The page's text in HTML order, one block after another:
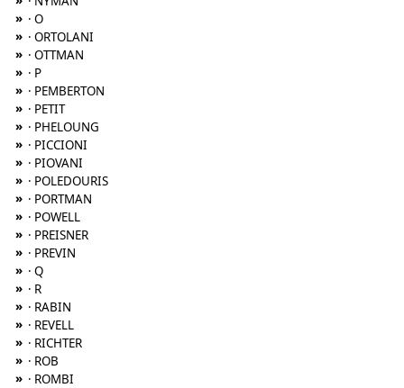
» · O
» · ORTOLANI
» · OTTMAN
» · P
» · PEMBERTON
» · PETIT
» · PHELOUNG
» · PICCIONI
» · PIOVANI
» · POLEDOURIS
» · PORTMAN
» · POWELL
» · PREISNER
» · PREVIN
» · Q
» · R
» · RABIN
» · REVELL
» · RICHTER
» · ROB
» · ROMBI